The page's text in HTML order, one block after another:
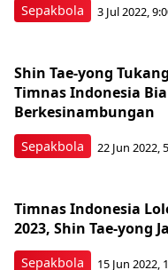
Sepakbola 3 Jul 2022,
Sepakbola
Shin Tae-yong
Timnas Indonesia
Berkesinambungan
22 Jun 2022,
Sepakbola
Timnas Indonesia
2023, Shin Tae-yong
15 Jun 2022,